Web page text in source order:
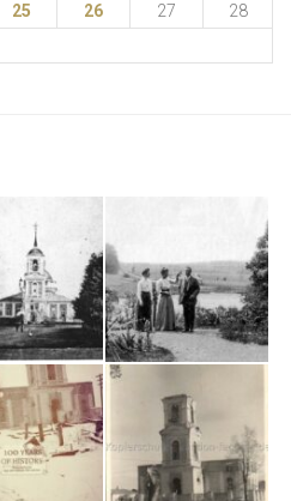
25 26 27
28